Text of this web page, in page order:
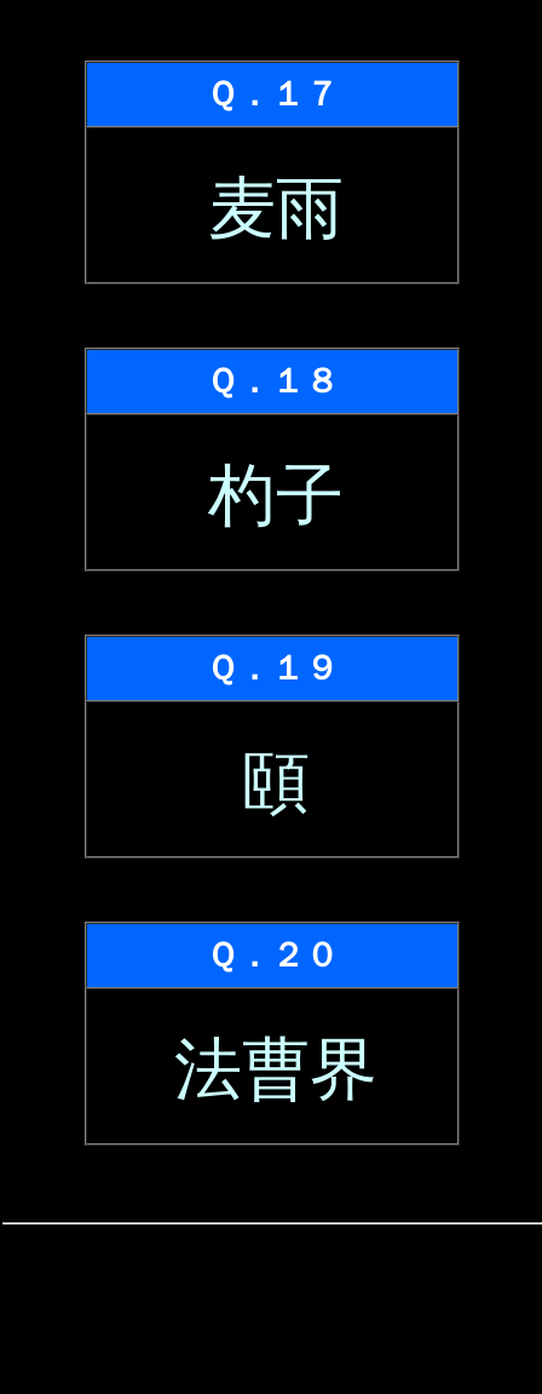
Ｑ．１７
麦雨
Ｑ．１８
杓子
Ｑ．１９
頤
Ｑ．２０
法曹界